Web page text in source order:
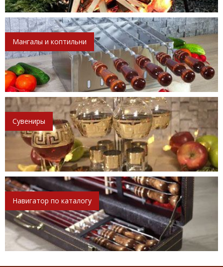
Мангалы и коптильни
Сувениры
Навигатор по каталогу